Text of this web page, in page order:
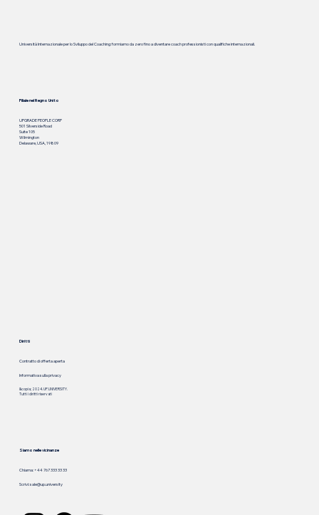
Università Internazionale per lo Sviluppo del Coaching: formiamo da zero fino a diventare coach professionisti con qualifiche internazionali.
Filiale nel Regno Unito
UPGRADE PEOPLE CORP
501 Silverside Road
Suite 105
Wilmington
Delaware, USA, 19809
Diritti
Contratto di offerta aperta
Informativa sulla privacy
&copia; 2024. UP.UNIVERSITY.
Tutti i diritti riservati
Siamo nelle vicinanze
Scrivi:sale@up.university
Chiama: +44 767 333 33 33